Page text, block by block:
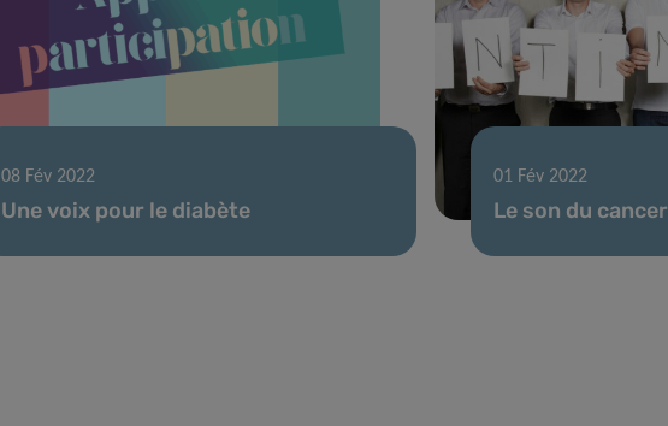
08 Fév 2022
Une voix pour le diabète
01 Fév 2022
Le son du cancer